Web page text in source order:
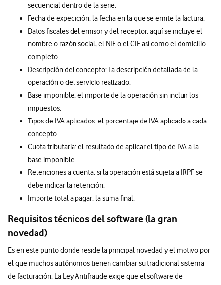
secuencial dentro de la serie.
Fecha de expedición: la fecha en la que se emite la factura.
Datos fiscales del emisor y del receptor: aquí se incluye el
nombre o razón social, el NIF o el CIF así como el domicilio
completo.
Descripción del concepto: La descripción detallada de la
operación o del servicio realizado.
Base imponible: el importe de la operación sin incluir los
impuestos.
Tipos de IVA aplicados: el porcentaje de IVA aplicado a cada
concepto.
Cuota tributaria: el resultado de aplicar el tipo de IVA a la
base imponible.
Retenciones a cuenta: si la operación está sujeta a IRPF se
debe indicar la retención.
Importe total a pagar: la suma final.
Requisitos técnicos del software (la gran
novedad)
Es en este punto donde reside la principal novedad y el motivo por
el que muchos autónomos tienen cambiar su tradicional sistema
de facturación. La Ley Antifraude exige que el software de